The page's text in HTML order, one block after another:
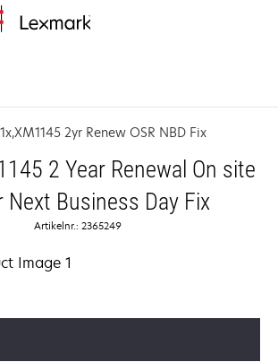
2yr Renew OSR NBD Fix
2 Year Renewal On site
Next Business Day Fix
Artikelnr.: 2365249